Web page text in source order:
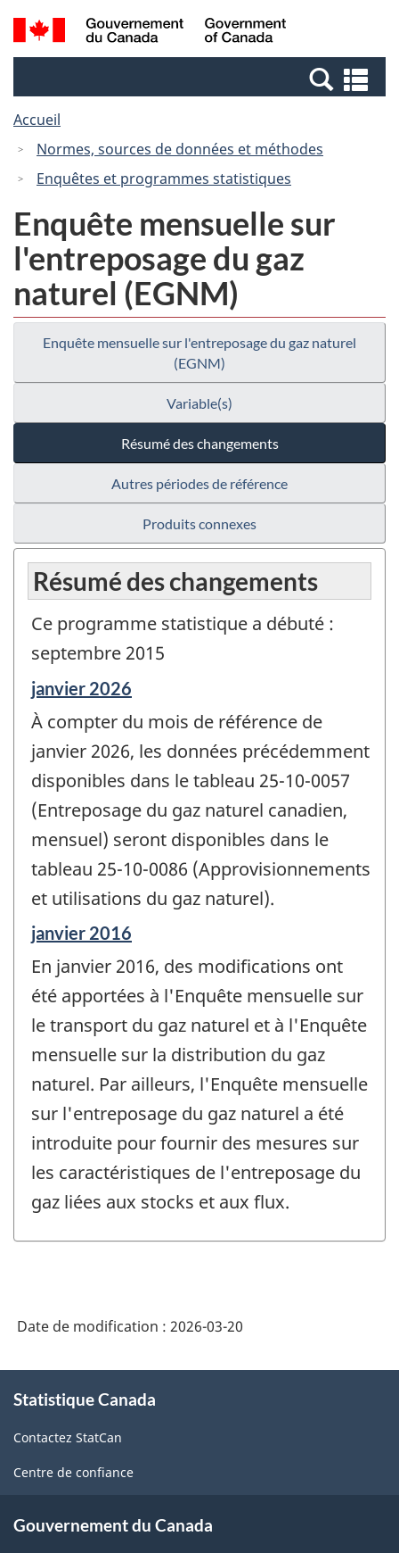
Passer
au
Passer
à
Canada
Recherche
et
et
Accueil
Normes, sources de données et méthodes
Enquêtes et programmes statistiques
Enquête mensuelle sur
l'entreposage du gaz
naturel (EGNM)
Enquête mensuelle sur l'entreposage du gaz naturel
(EGNM)
Variable(s)
Résumé des changements
Autres périodes de référence
Produits connexes
Résumé des changements
Ce programme statistique a débuté :
septembre 2015
Période
de
référence
de
changement
-
janvier 2026
À compter du mois de référence de
janvier 2026, les données précédemment
disponibles dans le tableau 25-10-0057
(Entreposage du gaz naturel canadien,
mensuel) seront disponibles dans le
tableau 25-10-0086 (Approvisionnements
et utilisations du gaz naturel).
Période
référence
de
changement
-
janvier 2016
En janvier 2016, des modifications ont
été apportées à l'Enquête mensuelle sur
le transport du gaz naturel et à l'Enquête
mensuelle sur la distribution du gaz
naturel. Par ailleurs, l'Enquête mensuelle
sur l'entreposage du gaz naturel a été
introduite pour fournir des mesures sur
les caractéristiques de l'entreposage du
gaz liées aux stocks et aux flux.
Date de modification : 2026-03-20
propos
ce
site
Statistique Canada
Contactez StatCan
Centre de confiance
Gouvernement du Canada